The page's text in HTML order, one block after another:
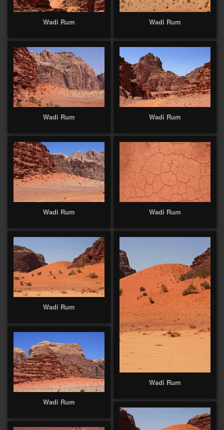
Wadi Rum Wadi Rum
Wadi Rum Wadi Rum
Wadi Rum Wadi Rum
Wadi Rum
Wadi Rum
Wadi Rum